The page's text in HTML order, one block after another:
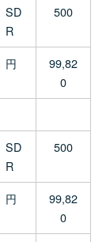
SD
R
500
円
99,82
0
SD
R
500
円
99,82
0